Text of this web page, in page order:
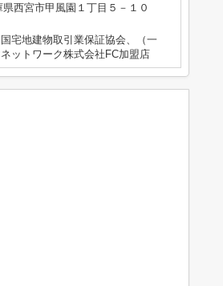
県西宮市甲風園１丁目５－１０
宅地建物取引業保証協会、（一
ットワーク株式会社FC加盟店